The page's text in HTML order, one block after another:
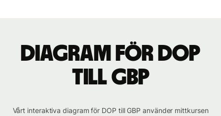
Diagram för DOP
till GBP
Vårt interaktiva diagram för DOP till GBP använder mittkursen